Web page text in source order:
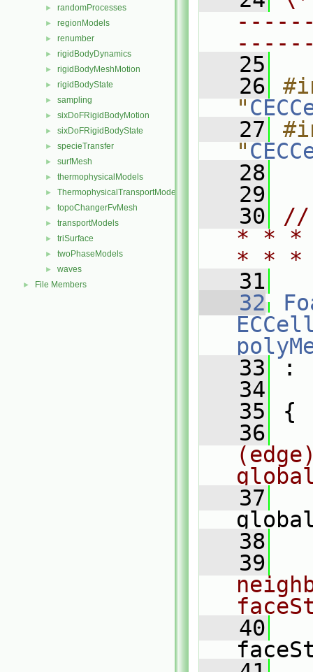
► randomProcesses
► regionModels
► renumber
► rigidBodyDynamics
► rigidBodyMeshMotion
► rigidBodyState
► sampling
► sixDoFRigidBodyMotion
► sixDoFRigidBodyState
► specieTransfer
► surfMesh
► thermophysicalModels
► ThermophysicalTransportModels
► topoChangerFvMesh
► transportModels
► triSurface
► twoPhaseModels
► waves
► File Members
   25
   26
"
   27
"
   28
   29
   30
//
* * *
* *
   31
   32
   33
:
   34
   35
{
   36
   37
   38
   39
   40